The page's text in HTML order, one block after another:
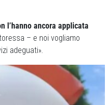
l’hanno ancora applicata
– e noi vogliamo
adeguati».